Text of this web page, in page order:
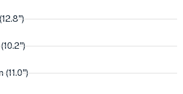
(11.0")